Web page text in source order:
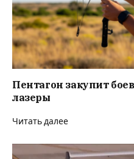
Пентагон закупит
лазеры
Читать далее